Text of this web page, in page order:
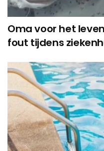
Oma voor het
fout tijdens